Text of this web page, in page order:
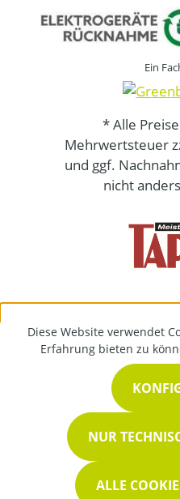
Ein
* Alle
Mehrwertsteuer
und ggf.
nicht
Diese Website verwendet
Erfahrung bieten zu
NUR
ALLE